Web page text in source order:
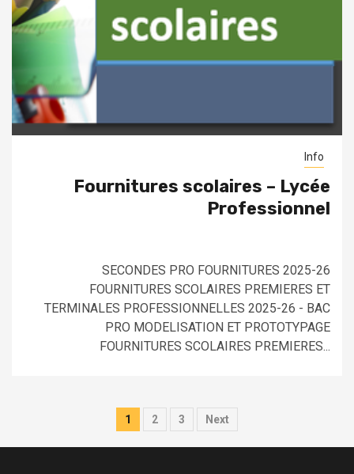
Info
Fournitures scolaires – Lycée
Professionnel
SECONDES PRO FOURNITURES 2025-26
FOURNITURES SCOLAIRES PREMIERES ET
TERMINALES PROFESSIONNELLES 2025-26 - BAC
PRO MODELISATION ET PROTOTYPAGE
FOURNITURES SCOLAIRES PREMIERES...
Pagination
des
1 2 3 Next